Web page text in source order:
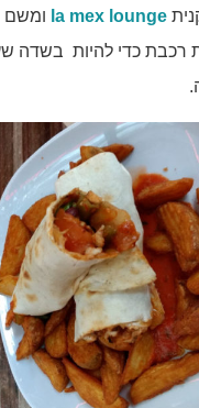
la mex lounge ומשם
רכבת כדי להיות בשדה